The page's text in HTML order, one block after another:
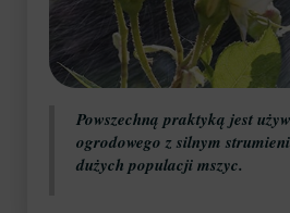
Powszechną praktyką jest
ogrodowego z silnym
dużych populacji mszyc.